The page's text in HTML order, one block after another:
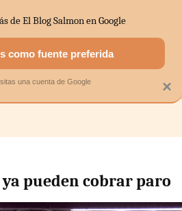
NUEVO
DOMÉSTICA MERCADOS
pueden cobrar paro
×
de El Blog Salmon en Google
como fuente preferida
una cuenta de Google